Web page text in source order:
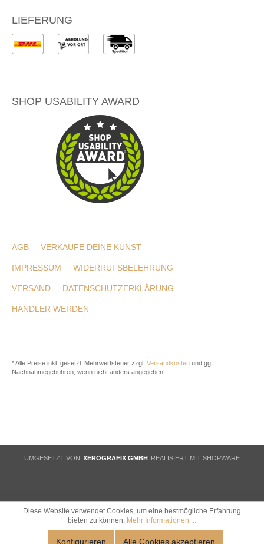
LIEFERUNG
SHOP USABILITY AWARD
AGB VERKAUFE DEINE KUNST
IMPRESSUM WIDERRUFSBELEHRUNG
VERSAND DATENSCHUTZERKLÄRUNG
HÄNDLER WERDEN
* Alle Preise inkl. gesetzl. Mehrwertsteuer zzgl. Versandkosten und ggf.
Nachnahmegebühren, wenn nicht anders angegeben.
UMGESETZT VON XEROGRAFIX GMBH REALISIERT MIT SHOPWARE
Diese Website verwendet Cookies, um eine bestmögliche Erfahrung
bieten zu können. Mehr Informationen ...
Konfigurieren Alle Cookies akzeptieren